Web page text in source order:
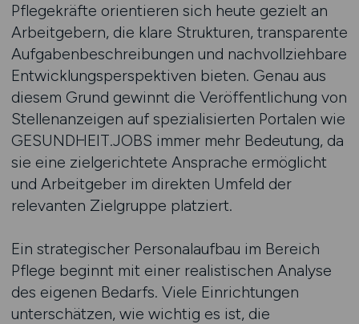
Pflegekräfte orientieren sich heute gezielt an
Arbeitgebern, die klare Strukturen, transparente
Aufgabenbeschreibungen und nachvollziehbare
Entwicklungsperspektiven bieten. Genau aus
diesem Grund gewinnt die Veröffentlichung von
Stellenanzeigen auf spezialisierten Portalen wie
GESUNDHEIT.JOBS immer mehr Bedeutung, da
sie eine zielgerichtete Ansprache ermöglicht
und Arbeitgeber im direkten Umfeld der
relevanten Zielgruppe platziert.
Ein strategischer Personalaufbau im Bereich
Pflege beginnt mit einer realistischen Analyse
des eigenen Bedarfs. Viele Einrichtungen
unterschätzen, wie wichtig es ist, die